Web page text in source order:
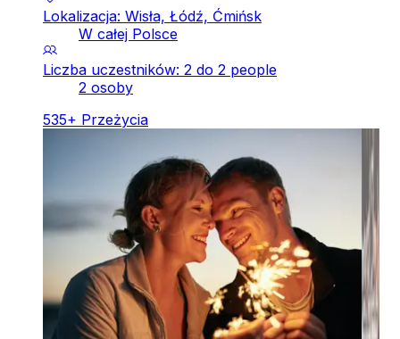
Lokalizacja: Wisła, Łódź, Ćmińsk
W całej Polsce
Liczba uczestników: 2 do 2 people
2 osoby
535+ Przeżycia